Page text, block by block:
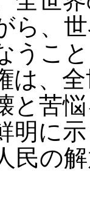
ら、
うこ
は、
と苦
明に
民の